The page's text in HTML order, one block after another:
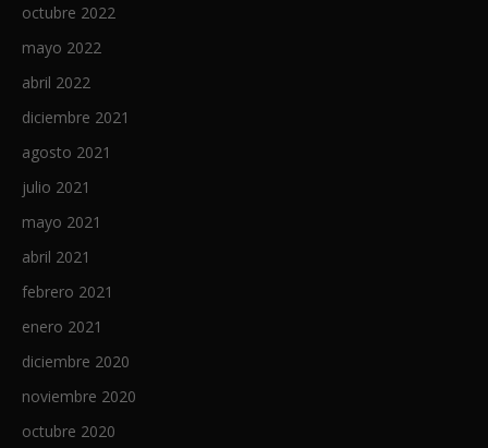
octubre 2022
mayo 2022
abril 2022
diciembre 2021
agosto 2021
julio 2021
mayo 2021
abril 2021
febrero 2021
enero 2021
diciembre 2020
noviembre 2020
octubre 2020